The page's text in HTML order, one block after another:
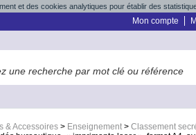
et des cookies analytiques pour établir des
Mon compte
& Accessoires > Enseignement > Classement